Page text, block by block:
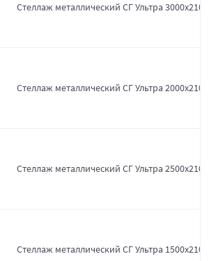
Стеллаж металлический СГ Ультра
Стеллаж металлический СГ Ультра
Стеллаж металлический СГ Ультра
Стеллаж металлический СГ Ультра